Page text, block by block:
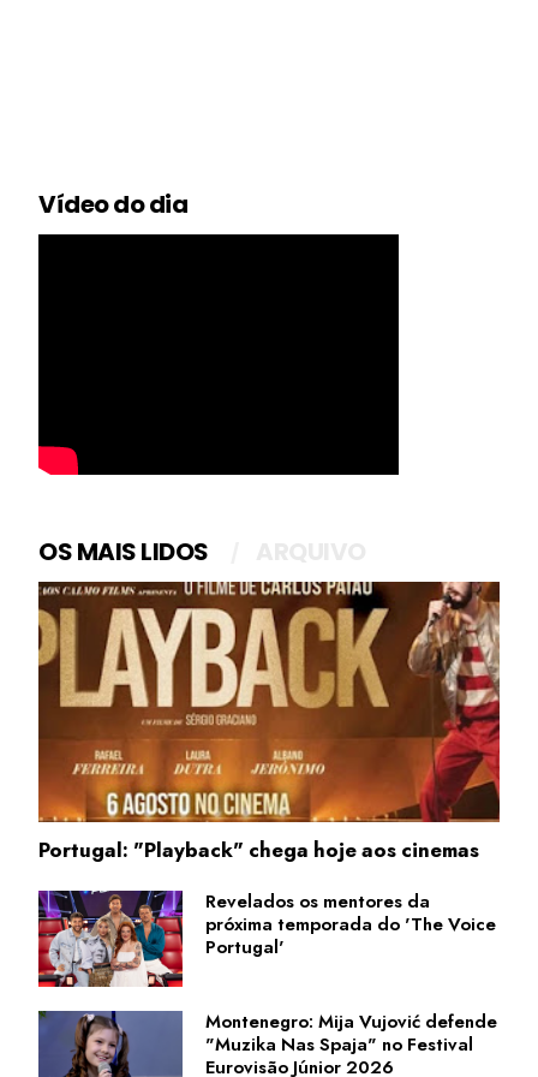
Vídeo do dia
OS MAIS LIDOS
Portugal: "Playback" chega hoje aos cinemas
Revelados os mentores da
próxima temporada do 'The Voice
Portugal'
Montenegro: Mija Vujović defende
"Muzika Nas Spaja" no Festival
Eurovisão Júnior 2026